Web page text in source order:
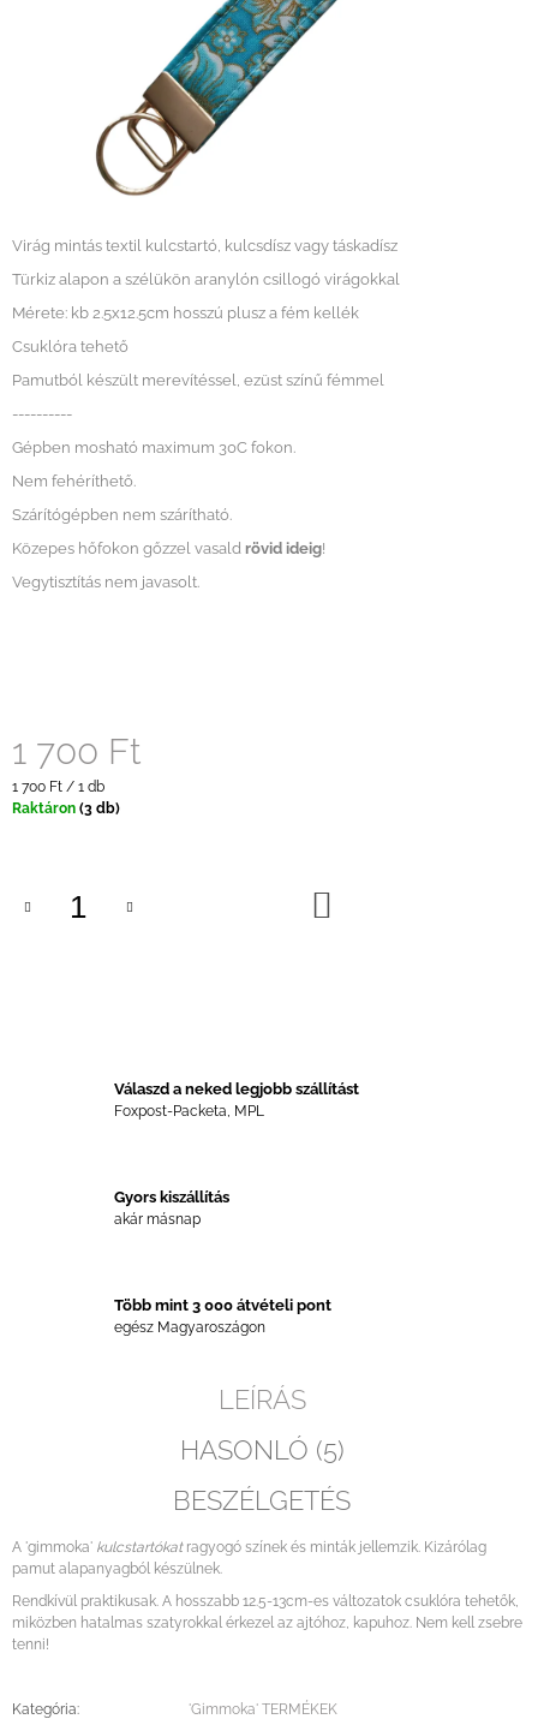
Virág mintás textil kulcstartó, kulcsdísz vagy táskadísz
Türkiz alapon a szélükön aranylón csillogó virágokkal
Mérete: kb 2.5x12.5cm hosszú plusz a fém kellék
Csuklóra tehető
Pamutból készült merevítéssel, ezüst színű fémmel
----------
Gépben mosható maximum 30C fokon.
Nem fehéríthető.
Szárítógépben nem szárítható.
Közepes hőfokon gőzzel vasald rövid ideig!
Vegytisztítás nem javasolt.
1 700 Ft
Egységár:
1 700 Ft / 1 db
Raktáron (3 db)
Válaszd a neked legjobb szállítást
Foxpost-Packeta, MPL
Gyors kiszállítás
akár másnap
Több mint 3 000 átvételi pont
egész Magyaroszágon
LEÍRÁS
HASONLÓ (5)
BESZÉLGETÉS
A 'gimmoka' kulcstartókat ragyogó színek és minták jellemzik. Kizárólag
pamut alapanyagból készülnek.
Rendkívül praktikusak. A hosszabb 12.5-13cm-es változatok csuklóra tehetők,
miközben hatalmas szatyrokkal érkezel az ajtóhoz, kapuhoz. Nem kell zsebre
tenni!
Kategória: 'Gimmoka' TERMÉKEK